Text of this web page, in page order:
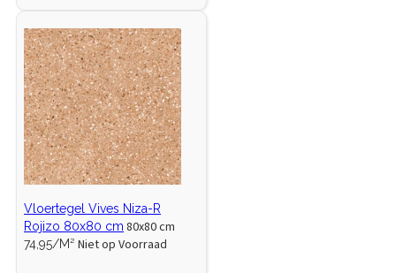
Vloertegel Vives Niza-R
Rojizo 80x80 cm 80x80 cm
74,95/M² Niet op Voorraad